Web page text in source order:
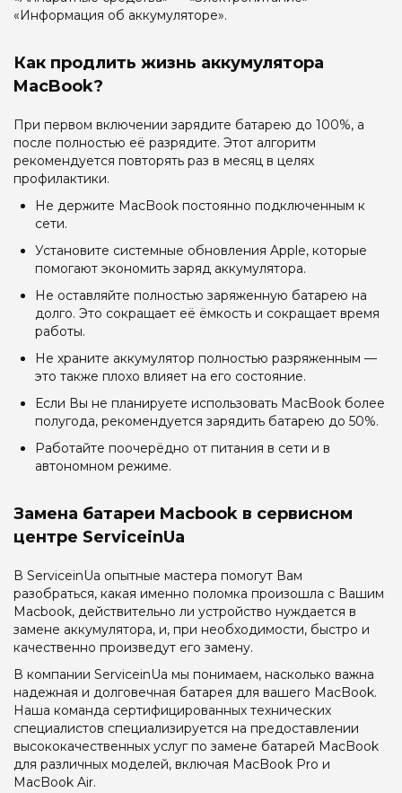
«Информация об аккумуляторе».
Как продлить жизнь аккумулятора
MacBook?
При первом включении зарядите батарею до 100%, а
после полностью её разрядите. Этот алгоритм
рекомендуется повторять раз в месяц в целях
профилактики.
Не держите MacBook постоянно подключенным к
сети.
Установите системные обновления Apple, которые
помогают экономить заряд аккумулятора.
Не оставляйте полностью заряженную батарею на
долго. Это сокращает её ёмкость и сокращает время
работы.
Не храните аккумулятор полностью разряженным —
это также плохо влияет на его состояние.
Если Вы не планируете использовать MacBook более
полугода, рекомендуется зарядить батарею до 50%.
Работайте поочерёдно от питания в сети и в
автономном режиме.
Замена батареи Macbook в сервисном
центре ServiceinUa
В ServiceinUa опытные мастера помогут Вам
разобраться, какая именно поломка произошла с Вашим
Macbook, действительно ли устройство нуждается в
замене аккумулятора, и, при необходимости, быстро и
качественно произведут его замену.
В компании ServiceinUa мы понимаем, насколько важна
надежная и долговечная батарея для вашего MacBook.
Наша команда сертифицированных технических
специалистов специализируется на предоставлении
высококачественных услуг по замене батарей MacBook
для различных моделей, включая MacBook Pro и
MacBook Air.